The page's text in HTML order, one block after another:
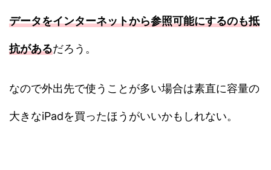
データをインターネットから参照可能にするのも抵
抗があるだろう。
なので外出先で使うことが多い場合は素直に容量の
大きなiPadを買ったほうがいいかもしれない。